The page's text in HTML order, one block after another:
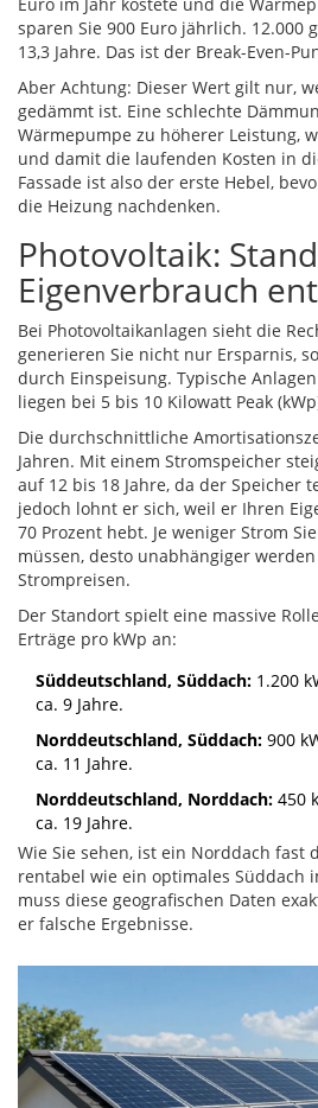
sparen Sie 900 Euro jährlich. 12.000
13,3 Jahre. Das ist der Break-Even-
Aber Achtung: Dieser Wert gilt nur,
gedämmt ist. Eine schlechte
Wärmepumpe zu höherer Leistung,
und damit die laufenden Kosten in
Fassade ist also der erste Hebel,
die Heizung nachdenken.
Photovoltaik:
Eigenverbrauch
Bei Photovoltaikanlagen sieht die
generieren Sie nicht nur Ersparnis,
durch Einspeisung. Typische
liegen bei 5 bis 10 Kilowatt Peak
Die durchschnittliche
Jahren. Mit einem Stromspeicher
auf 12 bis 18 Jahre, da der Speicher
jedoch lohnt er sich, weil er Ihren
70 Prozent hebt. Je weniger Strom
müssen, desto unabhängiger
Strompreisen.
Der Standort spielt eine massive
Erträge pro kWp an:
Süddeutschland, Süddach: 1.200
ca. 9 Jahre.
Norddeutschland, Süddach: 900
ca. 11 Jahre.
Norddeutschland, Norddach: 450
ca. 19 Jahre.
Wie Sie sehen, ist ein Norddach fast
rentabel wie ein optimales Süddach
muss diese geografischen Daten
er falsche Ergebnisse.